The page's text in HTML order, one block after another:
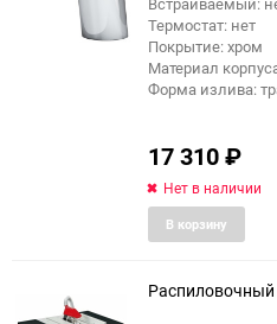
Термостат: нет
Покрытие: хром
Материал
Форма излива:
17 310₽
Нет в наличии
В корзину
Распиловочный